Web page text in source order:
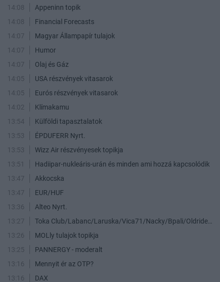
14:08
Appeninn topik
14:08
Financial Forecasts
14:07
Magyar Állampapír tulajok
14:07
Humor
14:07
Olaj és Gáz
14:05
USA részvények vitasarok
14:05
Eurós részvények vitasarok
14:02
Klímakamu
13:54
Külföldi tapasztalatok
13:53
ÉPDUFERR Nyrt.
13:53
Wizz Air részvényesek topikja
13:51
Hadiipar-nukleáris-urán és minden ami hozzá kapcsolódik
13:47
Akkocska
13:47
EUR/HUF
13:36
Alteo Nyrt.
13:27
Toka Club/Labanc/Laruska/Vica71/Nacky/Bpali/Oldrider/Josefernando/Mcbull/Kawaszabi
13:26
MOLly tulajok topikja
13:25
PANNERGY - moderalt
13:16
Mennyit ér az OTP?
13:16
DAX